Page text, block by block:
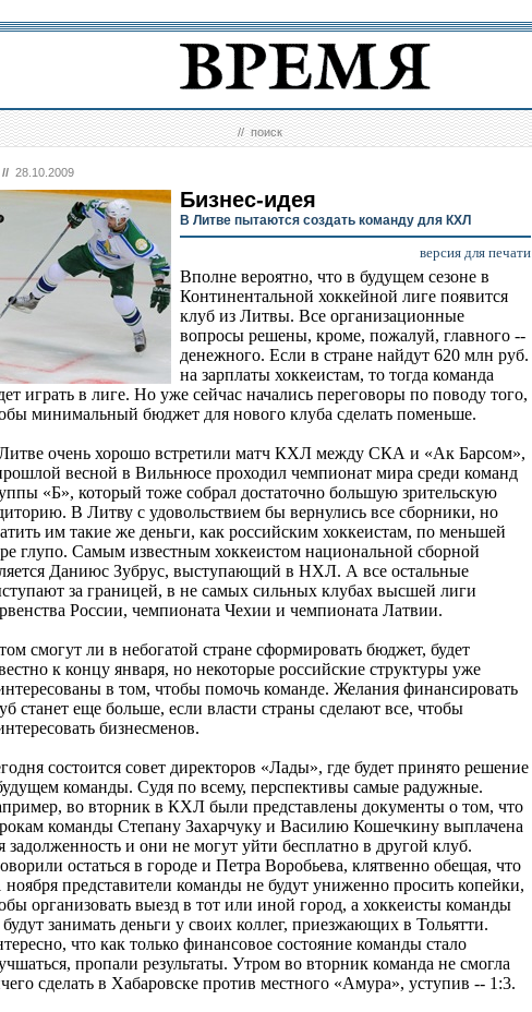
//поиск
// 28.10.2009
Бизнес-идея
В Литве пытаются создать команду для КХЛ
версия для печати
Вполне вероятно, что в будущем сезоне в
Континентальной хоккейной лиге появится
клуб из Литвы. Все организационные
вопросы решены, кроме, пожалуй, главного --
денежного. Если в стране найдут 620 млн руб.
на зарплаты хоккеистам, то тогда команда
играть в лиге. Но уже сейчас начались переговоры по поводу того,
минимальный бюджет для нового клуба сделать поменьше.
очень хорошо встретили матч КХЛ между СКА и «Ак Барсом»,
весной в Вильнюсе проходил чемпионат мира среди команд
«Б», который тоже собрал достаточно большую зрительскую
В Литву с удовольствием бы вернулись все сборники, но
им такие же деньги, как российским хоккеистам, по меньшей
глупо. Самым известным хоккеистом национальной сборной
Даниюс Зубрус, выступающий в НХЛ. А все остальные
за границей, в не самых сильных клубах высшей лиги
России, чемпионата Чехии и чемпионата Латвии.
смогут ли в небогатой стране сформировать бюджет, будет
к концу января, но некоторые российские структуры уже
в том, чтобы помочь команде. Желания финансировать
станет еще больше, если власти страны сделают все, чтобы
бизнесменов.
состоится совет директоров «Лады», где будет принято решение
команды. Судя по всему, перспективы самые радужные.
во вторник в КХЛ были представлены документы о том, что
команды Степану Захарчуку и Василию Кошечкину выплачена
задолженность и они не могут уйти бесплатно в другой клуб.
остаться в городе и Петра Воробьева, клятвенно обещая, что
ноября представители команды не будут униженно просить копейки,
организовать выезд в тот или иной город, а хоккеисты команды
занимать деньги у своих коллег, приезжающих в Тольятти.
что как только финансовое состояние команды стало
пропали результаты. Утром во вторник команда не смогла
сделать в Хабаровске против местного «Амура», уступив -- 1:3.